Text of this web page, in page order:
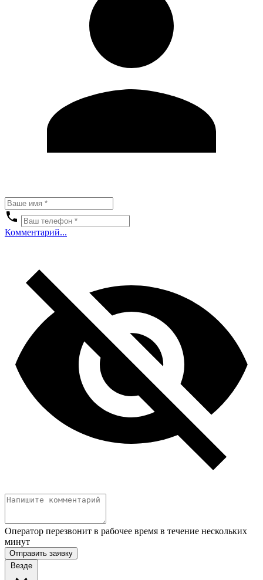
Комментарий...
Оператор перезвонит в рабочее время в течение нескольких
минут
Отправить заявку
Везде